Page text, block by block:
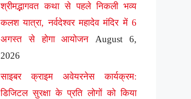
श्रीमद्भागवत कथा से पहले निकली भव्य
कलश यात्रा, नर्वदेश्वर महादेव मंदिर में 6
अगस्त से होगा आयोजन
August 6,
2026
साइबर क्राइम अवेयरनेस कार्यक्रम:
डिजिटल सुरक्षा के प्रति लोगों को किया